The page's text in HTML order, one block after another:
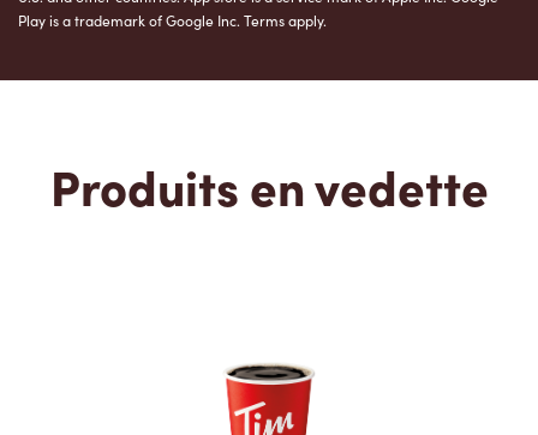
Play is a trademark of Google Inc. Terms apply.
Produits en vedette